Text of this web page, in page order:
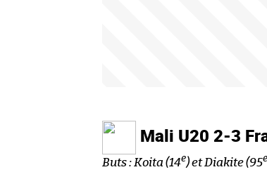
Mali U20 2-3
Buts : Koita (14e) et Diakite (95e